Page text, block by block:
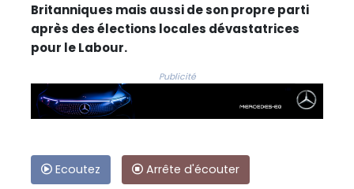
Britanniques mais aussi de son propre parti
après des élections locales dévastatrices
pour le Labour.
Publicité
Ecoutez
Arrête d'écouter